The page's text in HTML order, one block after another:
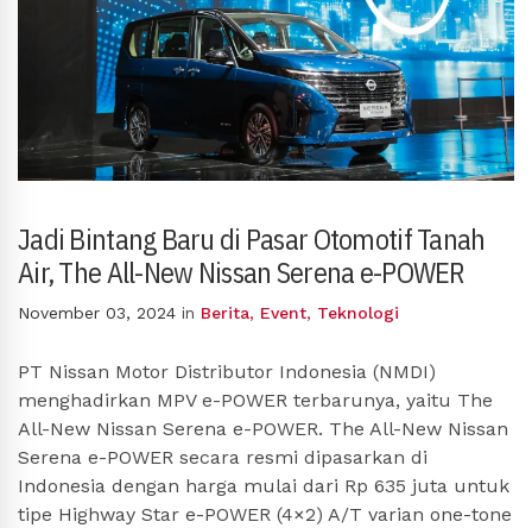
Jadi Bintang Baru di Pasar Otomotif Tanah
Air, The All-New Nissan Serena e-POWER
November 03, 2024 in Berita, Event, Teknologi
PT Nissan Motor Distributor Indonesia (NMDI)
menghadirkan MPV e-POWER terbarunya, yaitu The
All-New Nissan Serena e-POWER. The All-New Nissan
Serena e-POWER secara resmi dipasarkan di
Indonesia dengan harga mulai dari Rp 635 juta untuk
tipe Highway Star e-POWER (4×2) A/T varian one-tone